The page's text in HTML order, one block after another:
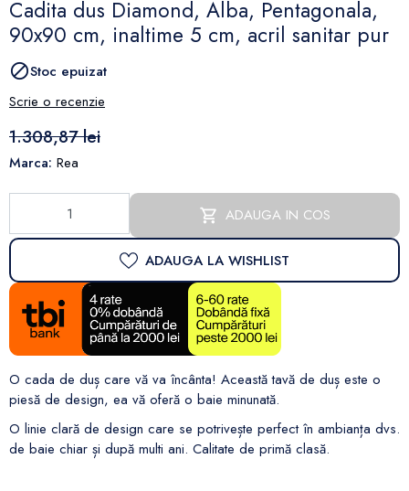
Cadita dus Diamond, Alba, Pentagonala,
90x90 cm, inaltime 5 cm, acril sanitar pur
Stoc epuizat
Scrie o recenzie
1.308,87 lei
Marca: Rea
ADAUGA IN COS
ADAUGA LA WISHLIST
O cada de duș care vă va încânta! Această tavă de duș este o
piesă de design, ea vă oferă o baie minunată.
O linie clară de design care se potrivește perfect în ambianța dvs.
de baie chiar și după multi ani. Calitate de primă clasă.